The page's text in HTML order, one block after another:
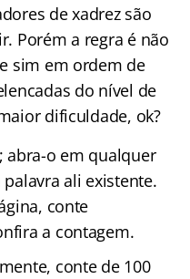
de xadrez são
Porém a regra é não
sim em ordem de
do nível de
dificuldade, ok?
abra-o em qualquer
ali existente.
conte
a contagem.
conte de 100